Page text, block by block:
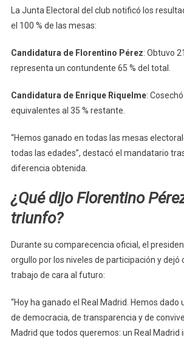
La Junta Electoral del club notificó los
el 100 % de las mesas:
Candidatura de Florentino Pérez: Obtuvo
representa un contundente 65 % del total.
Candidatura de Enrique Riquelme:
equivalentes al 35 % restante.
“Hemos ganado en todas las mesas
todas las edades”, destacó el mandatario
diferencia obtenida.
¿Qué dijo Florentino
triunfo?
Durante su comparecencia oficial, el
orgullo por los niveles de participación y dejó
trabajo de cara al futuro:
“Hoy ha ganado el Real Madrid. Hemos dado
de democracia, de transparencia y de
Madrid que todos queremos: un Real Madrid